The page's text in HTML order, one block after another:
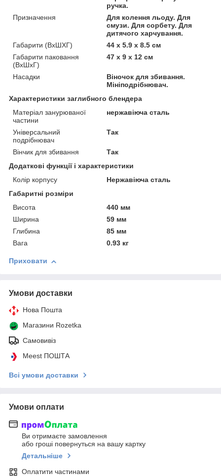
ручка.
Призначення
Для колення льоду. Для
смузи. Для сорбету. Для
дитячого харчування.
Габарити (ВхШХГ)
44 x 5.9 x 8.5 см
Габарити паковання
(ВхШхГ)
47 x 9 x 12 см
Насадки
Віночок для збивання.
Мініподрібнювач.
Характеристики заглибного блендера
Матеріал занурюваної
частини
нержавіюча сталь
Універсальний
подрібнювач
Так
Вінчик для збивання
Так
Додаткові функції і характеристики
Колір корпусу
Нержавіюча сталь
Габаритні розміри
Висота
440 мм
Ширина
59 мм
Глибина
85 мм
Вага
0.93 кг
Приховати
Умови доставки
Нова Пошта
Магазини Rozetka
Самовивіз
Meest ПОШТА
Всі умови доставки
Умови оплати
Ви отримаєте замовлення
або гроші повернуться на вашу картку
Детальніше
Оплатити частинами